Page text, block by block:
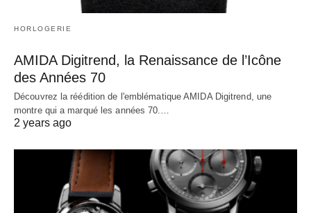
HORLOGERIE
AMIDA Digitrend, la Renaissance de l’Icône
des Années 70
Découvrez la réédition de l'emblématique AMIDA Digitrend, une
montre qui a marqué les années 70.…
2 years ago